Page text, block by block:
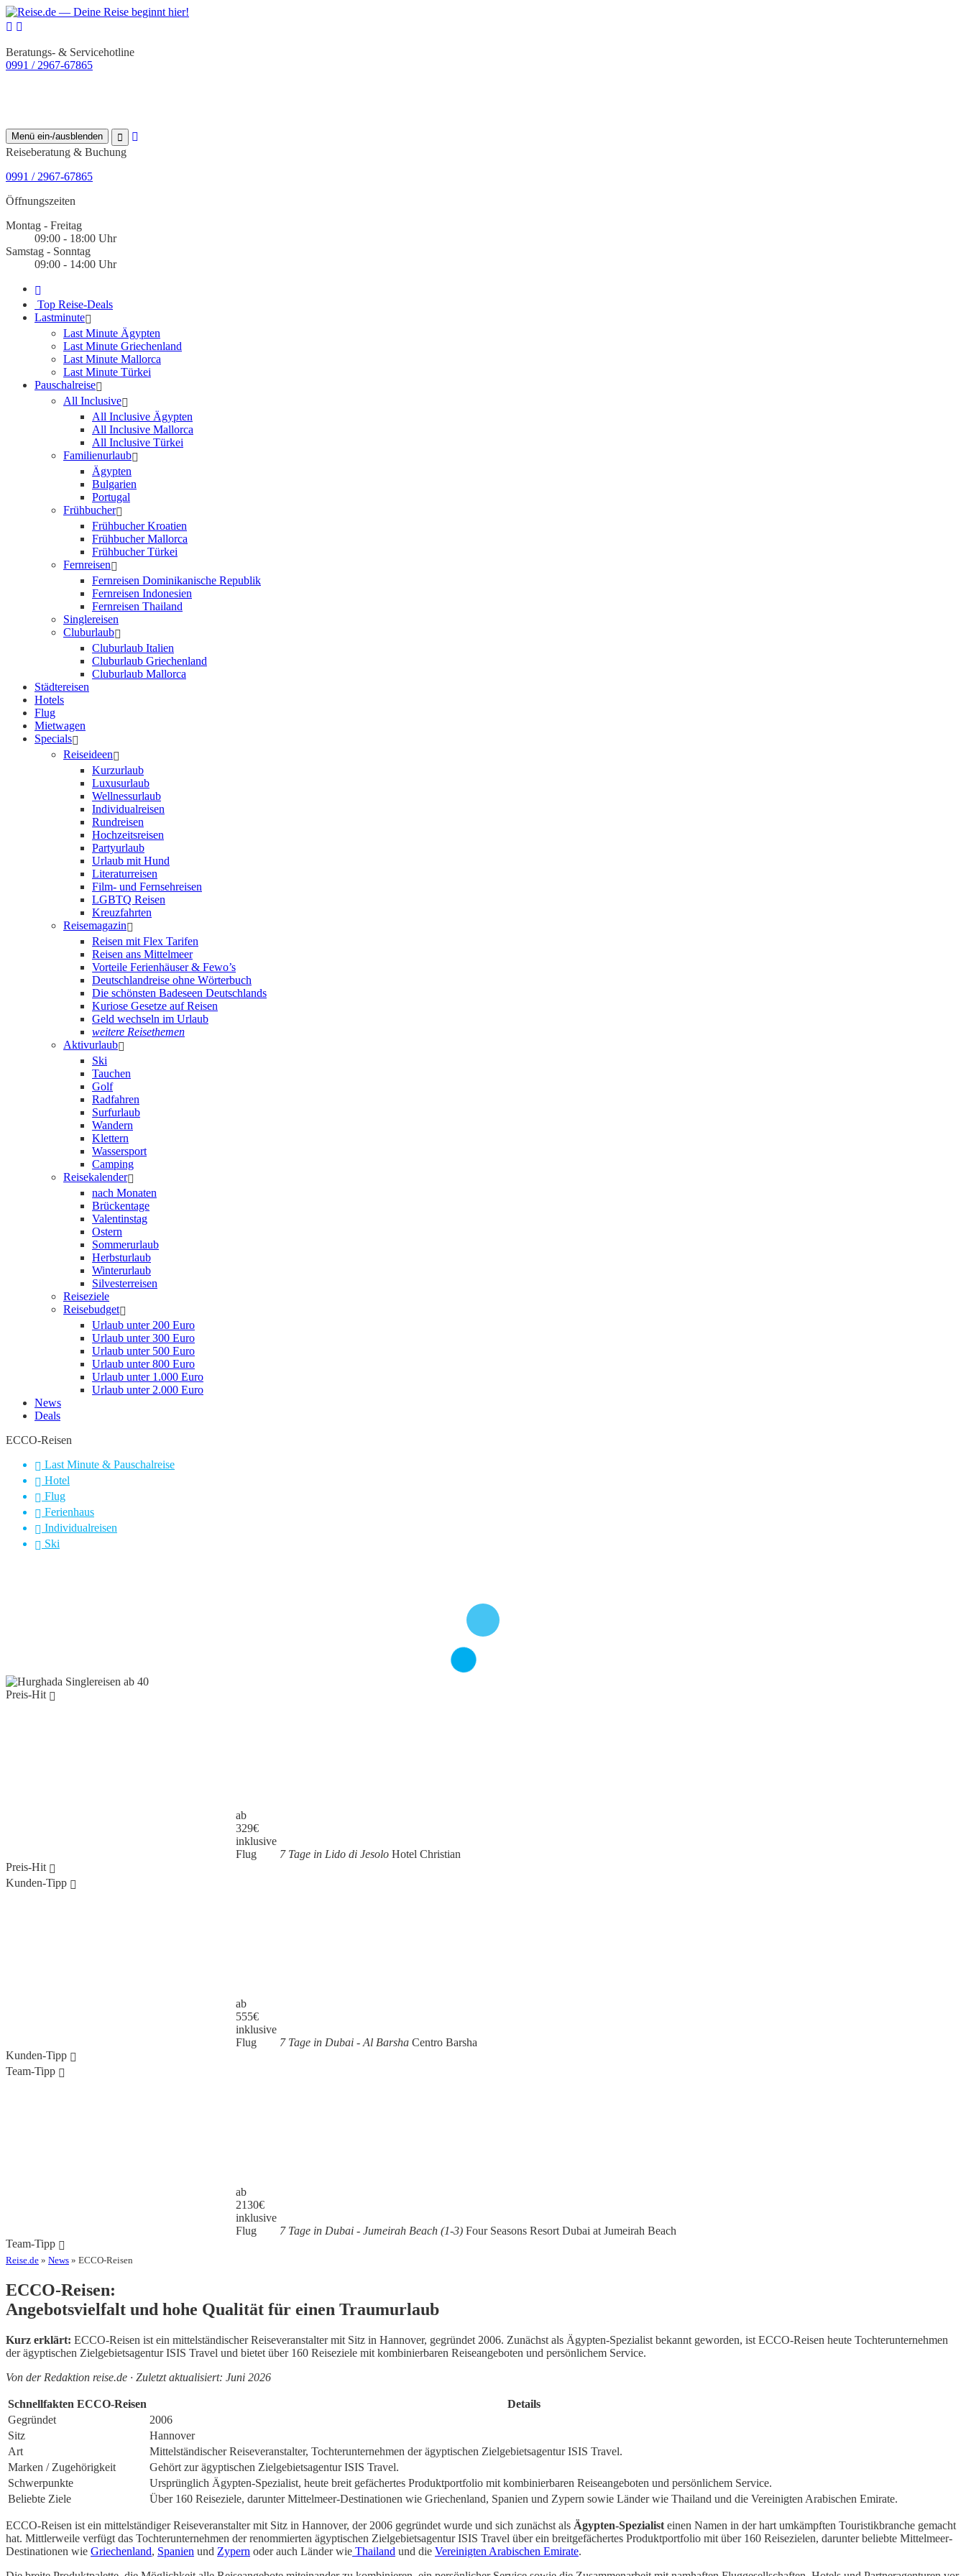
Beratungs- & Servicehotline
0991 / 2967-67865
Menü ein-/ausblenden
Reiseberatung & Buchung
0991 / 2967-67865
Öffnungszeiten
Montag - Freitag
09:00 - 18:00 Uhr
Samstag - Sonntag
09:00 - 14:00 Uhr
Top Reise-Deals
Lastminute
Last Minute Ägypten
Last Minute Griechenland
Last Minute Mallorca
Last Minute Türkei
Pauschalreise
All Inclusive
All Inclusive Ägypten
All Inclusive Mallorca
All Inclusive Türkei
Familienurlaub
Ägypten
Bulgarien
Portugal
Frühbucher
Frühbucher Kroatien
Frühbucher Mallorca
Frühbucher Türkei
Fernreisen
Fernreisen Dominikanische Republik
Fernreisen Indonesien
Fernreisen Thailand
Singlereisen
Cluburlaub
Cluburlaub Italien
Cluburlaub Griechenland
Cluburlaub Mallorca
Städtereisen
Hotels
Flug
Mietwagen
Specials
Reiseideen
Kurzurlaub
Luxusurlaub
Wellnessurlaub
Individualreisen
Rundreisen
Hochzeitsreisen
Partyurlaub
Urlaub mit Hund
Literaturreisen
Film- und Fernsehreisen
LGBTQ Reisen
Kreuzfahrten
Reisemagazin
Reisen mit Flex Tarifen
Reisen ans Mittelmeer
Vorteile Ferienhäuser & Fewo’s
Deutschlandreise ohne Wörterbuch
Die schönsten Badeseen Deutschlands
Kuriose Gesetze auf Reisen
Geld wechseln im Urlaub
weitere Reisethemen
Aktivurlaub
Ski
Tauchen
Golf
Radfahren
Surfurlaub
Wandern
Klettern
Wassersport
Camping
Reisekalender
nach Monaten
Brückentage
Valentinstag
Ostern
Sommerurlaub
Herbsturlaub
Winterurlaub
Silvesterreisen
Reiseziele
Reisebudget
Urlaub unter 200 Euro
Urlaub unter 300 Euro
Urlaub unter 500 Euro
Urlaub unter 800 Euro
Urlaub unter 1.000 Euro
Urlaub unter 2.000 Euro
News
Deals
ECCO-Reisen
Last Minute & Pauschalreise
Hotel
Flug
Ferienhaus
Individualreisen
Ski
Preis-Hit
ab
329€
inklusive
Flug
7 Tage in Lido di Jesolo Hotel Christian
Preis-Hit
Kunden-Tipp
ab
555€
inklusive
Flug
7 Tage in Dubai - Al Barsha Centro Barsha
Kunden-Tipp
Team-Tipp
ab
2130€
inklusive
Flug
7 Tage in Dubai - Jumeirah Beach (1-3) Four Seasons Resort Dubai at Jumeirah Beach
Team-Tipp
Reise.de » News » ECCO-Reisen
ECCO-Reisen:
Angebotsvielfalt und hohe Qualität für einen Traumurlaub
Kurz erklärt: ECCO-Reisen ist ein mittelständischer Reiseveranstalter mit Sitz in Hannover, gegründet 2006. Zunächst als Ägypten-Spezialist bekannt geworden, ist ECCO-Reisen heute Tochterunternehmen
der ägyptischen Zielgebietsagentur ISIS Travel und bietet über 160 Reiseziele mit kombinierbaren Reiseangeboten und persönlichem Service.
Von der Redaktion reise.de · Zuletzt aktualisiert: Juni 2026
Schnellfakten ECCO-Reisen
Details
Gegründet
2006
Sitz
Hannover
Art
Mittelständischer Reiseveranstalter, Tochterunternehmen der ägyptischen Zielgebietsagentur ISIS Travel.
Marken / Zugehörigkeit
Gehört zur ägyptischen Zielgebietsagentur ISIS Travel.
Schwerpunkte
Ursprünglich Ägypten-Spezialist, heute breit gefächertes Produktportfolio mit kombinierbaren Reiseangeboten und persönlichem Service.
Beliebte Ziele
Über 160 Reiseziele, darunter Mittelmeer-Destinationen wie Griechenland, Spanien und Zypern sowie Länder wie Thailand und die Vereinigten Arabischen Emirate.
ECCO-Reisen ist ein mittelständiger Reiseveranstalter mit Sitz in Hannover, der 2006 gegründet wurde und sich zunächst als Ägypten-Spezialist einen Namen in der hart umkämpften Touristikbranche gemacht
hat. Mittlerweile verfügt das Tochterunternehmen der renommierten ägyptischen Zielgebietsagentur ISIS Travel über ein breitgefächertes Produktportfolio mit über 160 Reisezielen, darunter beliebte Mittelmeer-
Destinationen wie Griechenland, Spanien und Zypern oder auch Länder wie Thailand und die Vereinigten Arabischen Emirate.